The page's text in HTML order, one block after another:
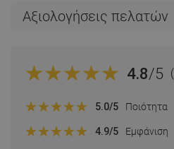
Αξιολογήσεις πελατών
4.8/5
5.0/5 Ποιότητα
4.9/5 Εμφάνιση